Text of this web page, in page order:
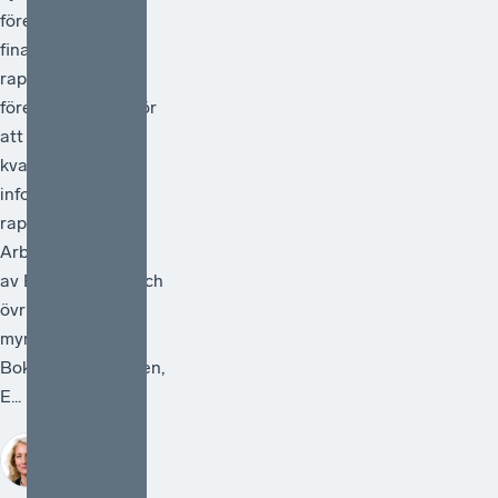
företagens
finansiella
rapportering och
föreslå åtgärder för
att förstärka
kvaliteten i den
information som
rapporteras.
Arbetet ska ledas
av Bolagsverket och
övriga deltagande
myndigheter är
Bokföringsnämnden,
E...